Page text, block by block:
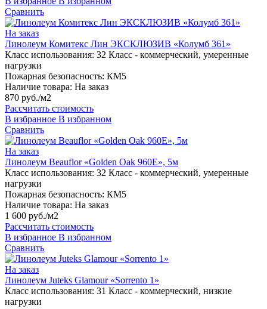
Сравнить
На заказ
Линолеум Комитекс Лин ЭКСКЛЮЗИВ «Колумб 361»
Класс использования: 32 Класс - коммерческий, умеренные
нагрузки
Пожарная безопасность: КМ5
Наличие товара: На заказ
870 руб./м2
Рассчитать стоимость
В избранное В избранном
Сравнить
На заказ
Линолеум Beauflor «Golden Oak 960E», 5м
Класс использования: 32 Класс - коммерческий, умеренные
нагрузки
Пожарная безопасность: КМ5
Наличие товара: На заказ
1 600 руб./м2
Рассчитать стоимость
В избранное В избранном
Сравнить
На заказ
Линолеум Juteks Glamour «Sorrento 1»
Класс использования: 31 Класс - коммерческий, низкие
нагрузки